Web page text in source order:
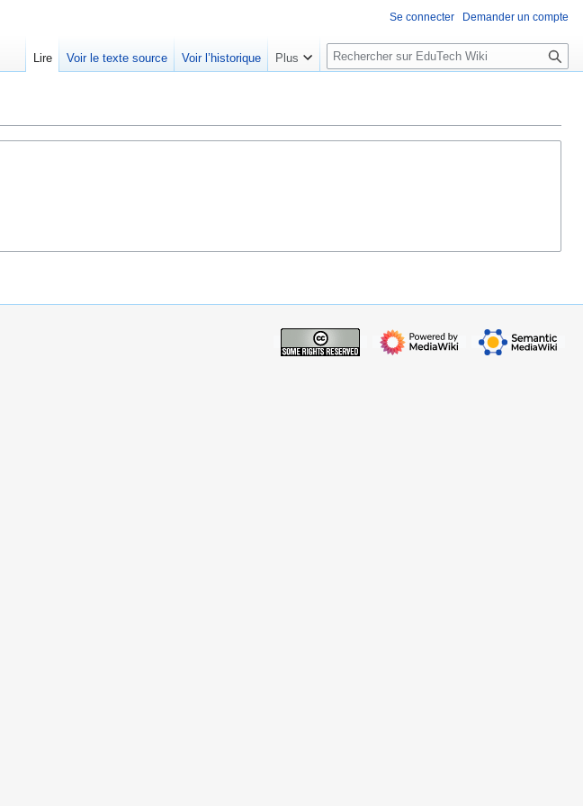
Se connecter Demander un compte
Lire Voir le texte source Voir l’historique Plus
R
e
e